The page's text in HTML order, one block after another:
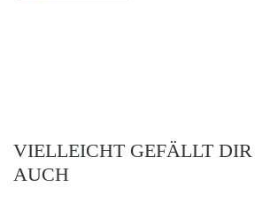
VIELLEICHT GEFÄLLT DIR
AUCH